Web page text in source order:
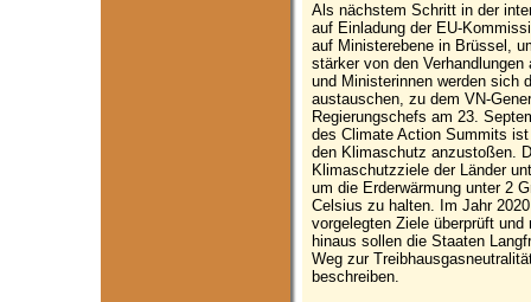
Als nächstem Schritt in der
auf Einladung der EU-
auf Ministerebene in Brüssel,
stärker von den
und Ministerinnen werden sich
austauschen, zu dem VN-
Regierungschefs am 23.
des Climate Action Summits
den Klimaschutz anzustoßen.
Klimaschutzziele der Länder
um die Erderwärmung unter 2
Celsius zu halten. Im Jahr
vorgelegten Ziele überprüft
hinaus sollen die Staaten
Weg zur
beschreiben.